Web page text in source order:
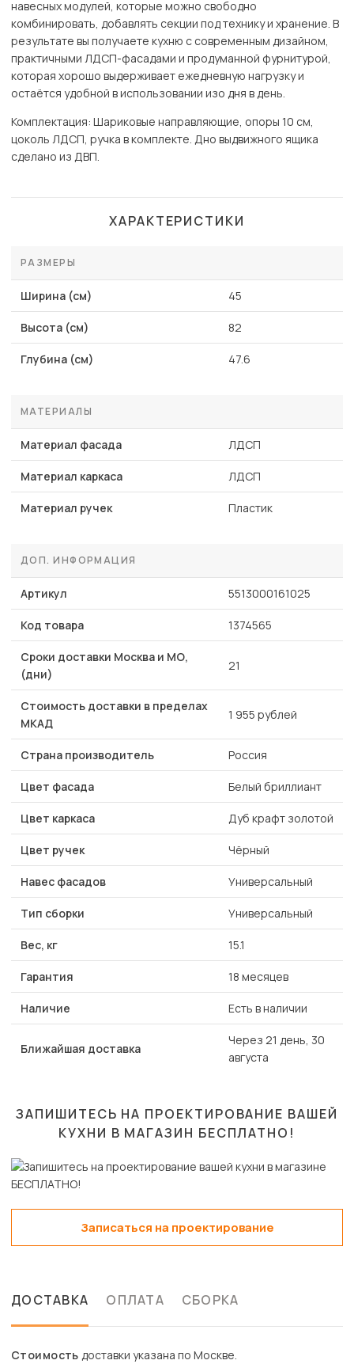
навесных модулей, которые можно свободно
комбинировать, добавлять секции под технику и хранение. В
результате вы получаете кухню с современным дизайном,
практичными ЛДСП-фасадами и продуманной фурнитурой,
которая хорошо выдерживает ежедневную нагрузку и
остаётся удобной в использовании изо дня в день.
Комплектация: Шариковые направляющие, опоры 10 см,
цоколь ЛДСП, ручка в комплекте. Дно выдвижного ящика
сделано из ДВП.
ХАРАКТЕРИСТИКИ
РАЗМЕРЫ
Ширина (см) 45
Высота (см) 82
Глубина (см) 47.6
МАТЕРИАЛЫ
Материал фасада ЛДСП
Материал каркаса ЛДСП
Материал ручек Пластик
ДОП. ИНФОРМАЦИЯ
Артикул 5513000161025
Код товара 1374565
Сроки доставки Москва и МО,
(дни)
21
Стоимость доставки в пределах
МКАД
1 955 рублей
Страна производитель Россия
Цвет фасада Белый бриллиант
Цвет каркаса Дуб крафт золотой
Цвет ручек Чёрный
Навес фасадов Универсальный
Тип сборки Универсальный
Вес, кг 15.1
Гарантия 18 месяцев
Наличие Есть в наличии
Ближайшая доставка
Через 21 день, 30
августа
ЗАПИШИТЕСЬ НА ПРОЕКТИРОВАНИЕ ВАШЕЙ
КУХНИ В МАГАЗИН БЕСПЛАТНО!
Записаться на проектирование
ДОСТАВКА ОПЛАТА СБОРКА
Стоимость доставки указана по Москве.